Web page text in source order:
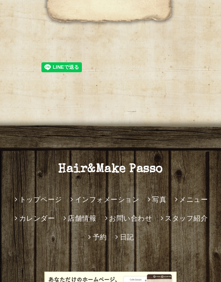
Hair&Make Passo
トップページ インフォメーション 写真 メニュー
カレンダー 店舗情報 お問い合わせ スタッフ紹介
予約 日記